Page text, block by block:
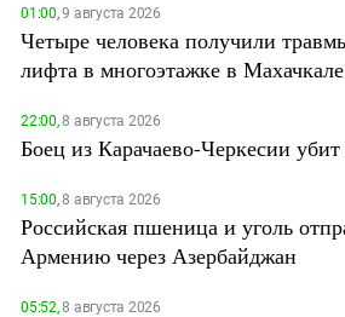
01:00,9 августа 2026
Четыре человека получили
лифта в многоэтажке в Махачкале
22:00,8 августа 2026
Боец из Карачаево-Черкесии
15:00,8 августа 2026
Российская пшеница и уголь
Армению через Азербайджан
05:52,8 августа 2026